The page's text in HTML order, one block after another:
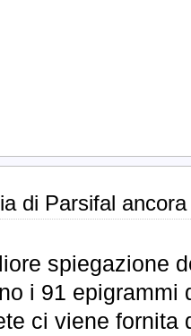
di Parsifal
spiegazione
i 91 epigrammi
ci viene fornita